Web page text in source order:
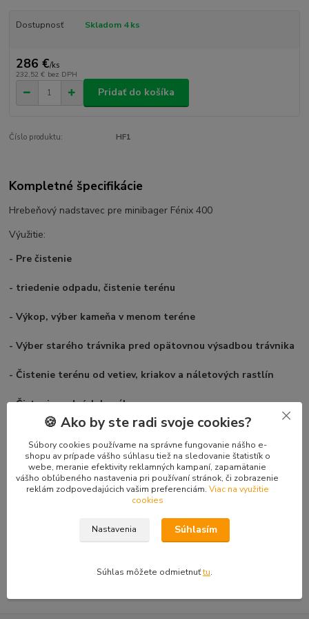
Dostupnosť Skladom 4 ks
286 €/ks
232,52 € bez DPH
Pridať do košíka
Číslo produktu: HF1
Kompletné špecifikácie
Hrebeňový nadstavec pre minibager Fénix 400
Výužitie:
- Pre čistenie
- triedenie odpadu, čistenie terénu
- Výkop, výber kameňa v menom teréne
- Výber starého trávnika pred opätovnou výsadbou trávnika
- Čistenie terénu od vetiev, kriakov a náletových rastlín
- Čistenie vodných kanálov
- alebo prípravku kyprenie pôdy
- a veľa iného, kde sa dá hrebeň využiť
🍪 Ako by ste radi svoje cookies?
Súbory cookies používame na správne fungovanie nášho e-
shopu av prípade vášho súhlasu tiež na sledovanie štatistík o
webe, meranie efektivity reklamných kampaní, zapamätanie
vášho obľúbeného nastavenia pri používaní stránok, či zobrazenie
reklám zodpovedajúcich vašim preferenciám. Viac na využitie
cookies
Nastavenia Súhlasím
Súhlas môžete odmietnuťtu.